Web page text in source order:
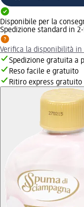
Disponibile per la
Spedizione standard in
Verifica la disponibilità
Spedizione gratuita a
Reso facile e gratuito
Ritiro express